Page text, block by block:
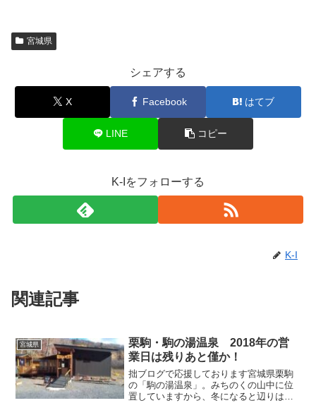
宮城県
シェアする
X Facebook はてブ
LINE コピー
K-Iをフォローする
K-I
関連記事
宮城県
栗駒・駒の湯温泉 2018年の営
業日は残りあと僅か！
拙ブログで応援しております宮城県栗駒
の「駒の湯温泉」。みちのくの山中に位
置していますから、冬になると辺りは深